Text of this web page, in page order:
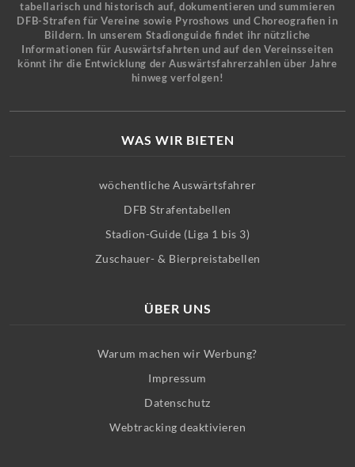
tabellarisch und historisch auf, dokumentieren und summieren
DFB-Strafen für Vereine sowie Pyroshows und Choreografien in
Bildern. In unserem Stadionguide findet ihr nützliche
Informationen für Auswärtsfahrten und auf den Vereinsseiten
könnt ihr die Entwicklung der Auswärtsfahrerzahlen über Jahre
hinweg verfolgen!
WAS WIR BIETEN
wöchentliche Auswärtsfahrer
DFB Strafentabellen
Stadion-Guide (Liga 1 bis 3)
Zuschauer- & Bierpreistabellen
ÜBER UNS
Warum machen wir Werbung?
Impressum
Datenschutz
Webtracking deaktivieren